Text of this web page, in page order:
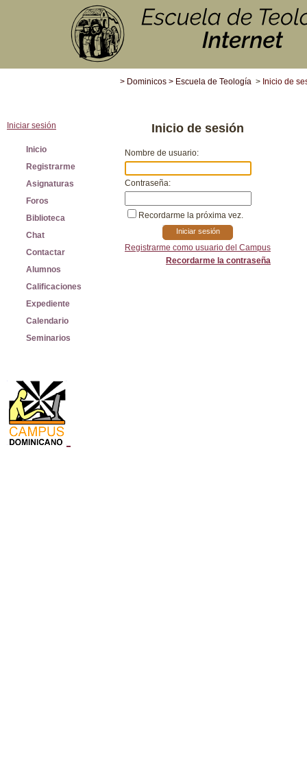
> Dominicos > Escuela de Teología > Inicio de
Iniciar sesión
Inicio
Registrarme
Asignaturas
Foros
Biblioteca
Chat
Contactar
Alumnos
Calificaciones
Expediente
Calendario
Seminarios
Inicio de sesión
Nombre de usuario:
Contraseña:
Recordarme la próxima vez.
Iniciar sesión
Registrarme como usuario del Campus
Recordarme la contraseña